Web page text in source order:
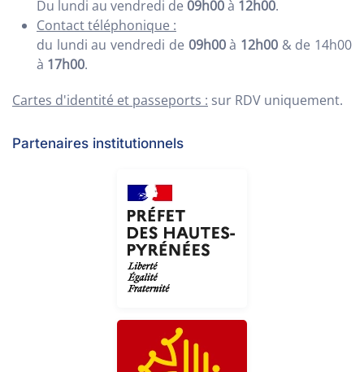
Du lundi au vendredi de 09h00à 12h00.
Contact téléphonique :
du lundi au vendredi de 09h00à 12h00& de 14h00
à 17h00.
Cartes d'identité et passeports : sur RDV uniquement.
Partenaires institutionnels